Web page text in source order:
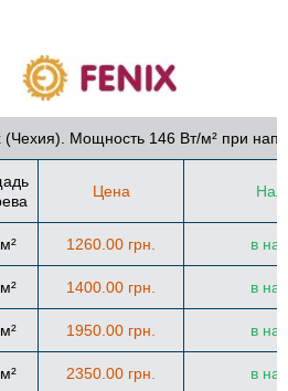
(Чехия). Мощность 146 Вт/м² при
Цена
1260.00 грн. в
1400.00 грн. в
1950.00 грн. в
2350.00 грн. в